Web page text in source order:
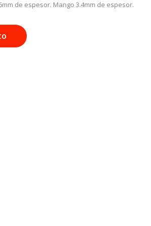
de espesor. Mango 3.4mm de espesor.